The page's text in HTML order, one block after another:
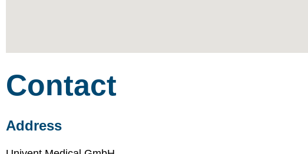
Contact
Address